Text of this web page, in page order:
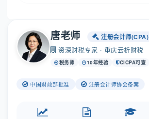
唐老师 注册会计师(CPA)
资深财税专家 · 重庆云析财税
税务师 10年经验 CICPA可查
中国财政部批准 注册会计师协会备案